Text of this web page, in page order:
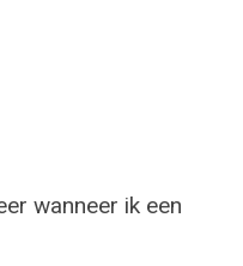
wanneer ik een